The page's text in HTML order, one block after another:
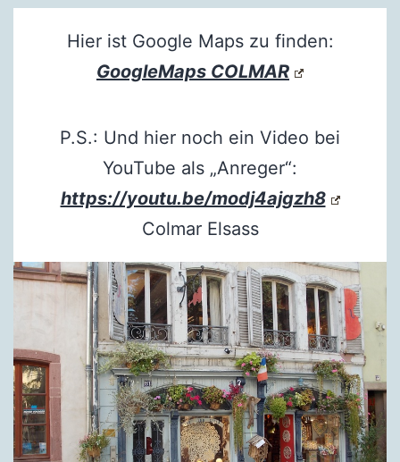
Hier ist Google Maps zu finden:
GoogleMaps COLMAR
P.S.: Und hier noch ein Video bei
YouTube als „Anreger“:
https://youtu.be/modj4ajgzh8
Colmar Elsass